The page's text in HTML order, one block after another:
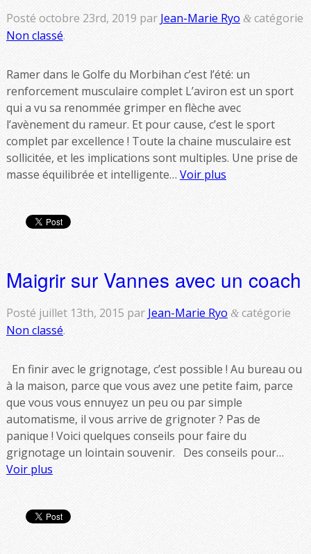
Posté octobre 23rd, 2019 par Jean-Marie Ryo &catégorie
Non classé.
Ramer dans le Golfe du Morbihan c’est l’été: un
renforcement musculaire complet L’aviron est un sport
qui a vu sa renommée grimper en flèche avec
l’avènement du rameur. Et pour cause, c’est le sport
complet par excellence ! Toute la chaine musculaire est
sollicitée, et les implications sont multiples. Une prise de
masse équilibrée et intelligente… Voir plus
Maigrir sur Vannes avec un coach
Posté juillet 13th, 2015 par Jean-Marie Ryo &catégorie
Non classé.
En finir avec le grignotage, c’est possible ! Au bureau ou
à la maison, parce que vous avez une petite faim, parce
que vous vous ennuyez un peu ou par simple
automatisme, il vous arrive de grignoter ? Pas de
panique ! Voici quelques conseils pour faire du
grignotage un lointain souvenir. Des conseils pour…
Voir plus